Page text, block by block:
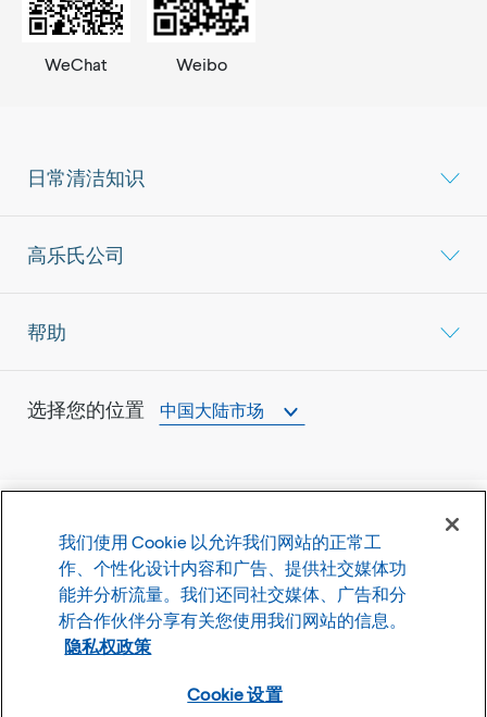
日常清洁知识
高乐氏公司
帮助
选择您的位置 中国大陆市场
WeChat Weibo
2026高乐氏公司
使用条款 隐私政策
Cookie 设置
我们使用 Cookie 以允许我们网站的正常工
作、个性化设计内容和广告、提供社交媒体功
能并分析流量。我们还同社交媒体、广告和分
析合作伙伴分享有关您使用我们网站的信息。
隐私权政策
Cookie 设置